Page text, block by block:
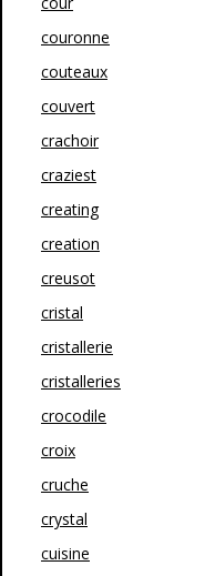
couronne
couteaux
couvert
crachoir
craziest
creating
creation
creusot
cristal
cristallerie
cristalleries
crocodile
croix
cruche
crystal
cuisine